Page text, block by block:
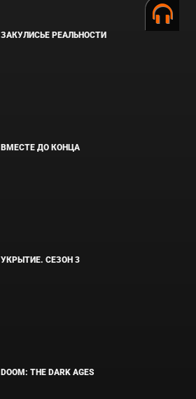
ЗАКУЛИСЬЕ РЕАЛЬНОСТИ
ВМЕСТЕ ДО КОНЦА
УКРЫТИЕ. СЕЗОН 3
DOOM: THE DARK AGES